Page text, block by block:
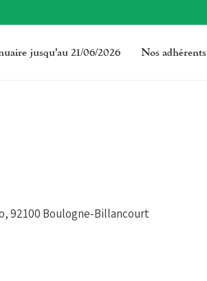
jusqu’au 21/06/2026 Nos adhérents
92100 Boulogne-Billancourt